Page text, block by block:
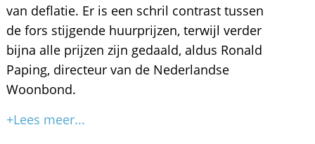
van deflatie. Er is een schril contrast tussen
de fors stijgende huurprijzen, terwijl verder
bijna alle prijzen zijn gedaald, aldus Ronald
Paping, directeur van de Nederlandse
Woonbond.
+Lees meer...